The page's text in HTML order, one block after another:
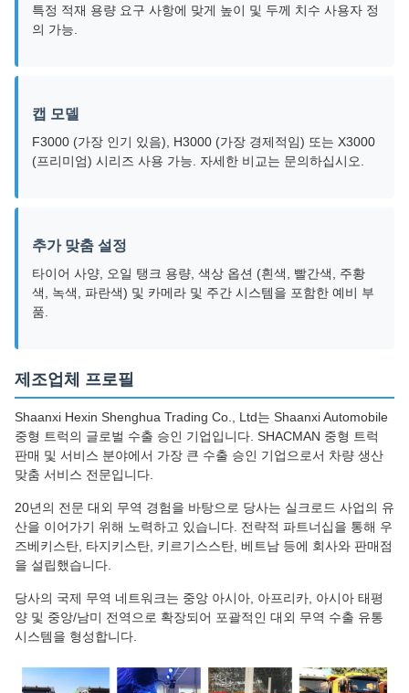
특정 적재 용량 요구 사항에 맞게 높이 및 두께 치수 사용자 정
의 가능.
캡 모델
F3000 (가장 인기 있음), H3000 (가장 경제적임) 또는 X3000
(프리미엄) 시리즈 사용 가능. 자세한 비교는 문의하십시오.
추가 맞춤 설정
타이어 사양, 오일 탱크 용량, 색상 옵션 (흰색, 빨간색, 주황
색, 녹색, 파란색) 및 카메라 및 주간 시스템을 포함한 예비 부
품.
제조업체 프로필
Shaanxi Hexin Shenghua Trading Co., Ltd는 Shaanxi Automobile
중형 트럭의 글로벌 수출 승인 기업입니다. SHACMAN 중형 트럭
판매 및 서비스 분야에서 가장 큰 수출 승인 기업으로서 차량 생산
맞춤 서비스 전문입니다.
20년의 전문 대외 무역 경험을 바탕으로 당사는 실크로드 사업의 유
산을 이어가기 위해 노력하고 있습니다. 전략적 파트너십을 통해 우
즈베키스탄, 타지키스탄, 키르기스스탄, 베트남 등에 회사와 판매점
을 설립했습니다.
당사의 국제 무역 네트워크는 중앙 아시아, 아프리카, 아시아 태평
양 및 중앙/남미 전역으로 확장되어 포괄적인 대외 무역 수출 유통
시스템을 형성합니다.